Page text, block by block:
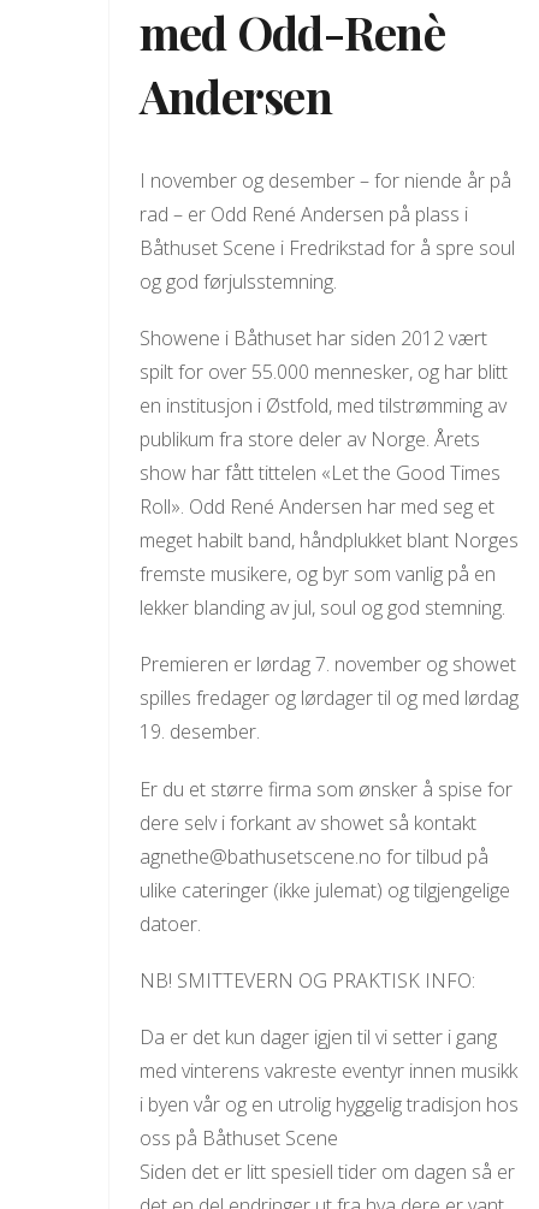
med Odd-Renè
Andersen
I november og desember – for niende år på
rad – er Odd René Andersen på plass i
Båthuset Scene i Fredrikstad for å spre soul
og god førjulsstemning.
Showene i Båthuset har siden 2012 vært
spilt for over 55.000 mennesker, og har blitt
en institusjon i Østfold, med tilstrømming av
publikum fra store deler av Norge. Årets
show har fått tittelen «Let the Good Times
Roll». Odd René Andersen har med seg et
meget habilt band, håndplukket blant Norges
fremste musikere, og byr som vanlig på en
lekker blanding av jul, soul og god stemning.
Premieren er lørdag 7. november og showet
spilles fredager og lørdager til og med lørdag
19. desember.
Er du et større firma som ønsker å spise for
dere selv i forkant av showet så kontakt
agnethe@bathusetscene.no for tilbud på
ulike cateringer (ikke julemat) og tilgjengelige
datoer.
NB! SMITTEVERN OG PRAKTISK INFO:
Da er det kun dager igjen til vi setter i gang
med vinterens vakreste eventyr innen musikk
i byen vår og en utrolig hyggelig tradisjon hos
oss på Båthuset Scene
Siden det er litt spesiell tider om dagen så er